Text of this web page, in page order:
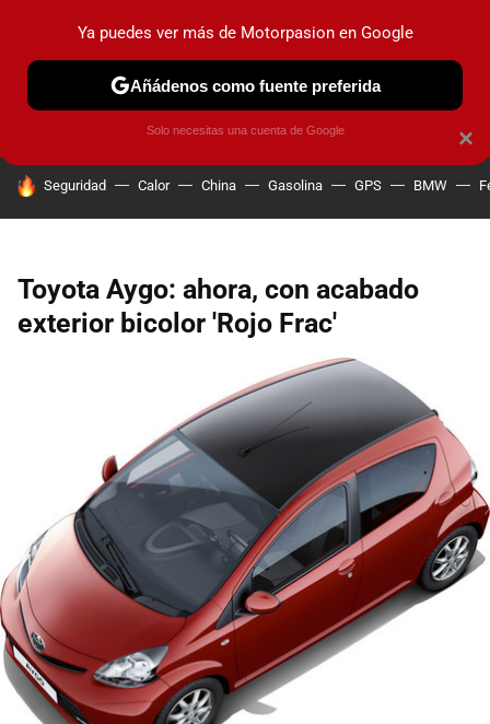
PRUEBAS COCHES ELÉCTRICOS OBSERVATORIO
HOY SE HABLA DE
Seguridad Calor China Gasolina GPS BMW
Toyota Aygo: ahora, con acabado
exterior bicolor 'Rojo Frac'
×
Ya puedes ver más de Motorpasion en Google
Añádenos como fuente preferida
Solo necesitas una cuenta de Google